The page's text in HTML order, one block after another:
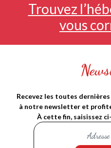
Trouvez
vous
Recevez les toutes
à notre newsletter et
À cette fin, saisissez